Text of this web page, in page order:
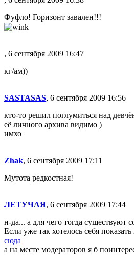
Фуфло! Горизонт завален!!!
, 6 сентября 2009 16:47
кг/ам))
SASTASAS, 6 сентября 2009 16:56
кто-то решил поглумиться над
её личного архива видимо )
имхо
Zhak, 6 сентября 2009 17:11
Мутота редкостная!
ЛЕТУЧАЯ, 6 сентября 2009 17:44
н-да... а для чего тогда существуют
Если уже так хотелось себя
сюда
а на месте модераторов я б